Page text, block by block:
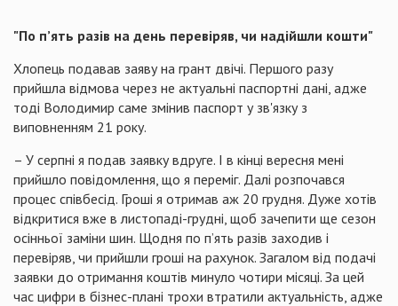
"По п’ять разів на день перевіряв, чи надійшли кошти"
Хлопець подавав заяву на грант двічі. Першого разу
прийшла відмова через не актуальні паспортні дані, адже
тоді Володимир саме змінив паспорт у зв'язку з
виповненням 21 року.
– У серпні я подав заявку вдруге. І в кінці вересня мені
прийшло повідомлення, що я переміг. Далі розпочався
процес співбесід. Гроші я отримав аж 20 грудня. Дуже хотів
відкритися вже в листопаді-грудні, щоб зачепити ще сезон
осінньої заміни шин. Щодня по п’ять разів заходив і
перевіряв, чи прийшли гроші на рахунок. Загалом від подачі
заявки до отримання коштів минуло чотири місяці. За цей
час цифри в бізнес-плані трохи втратили актуальність, адже